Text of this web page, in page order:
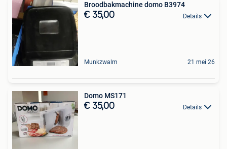
Broodbakmachine domo B3974
€ 35,00 Details
Munkzwalm 21 mei 26
Domo MS171
€ 35,00 Details